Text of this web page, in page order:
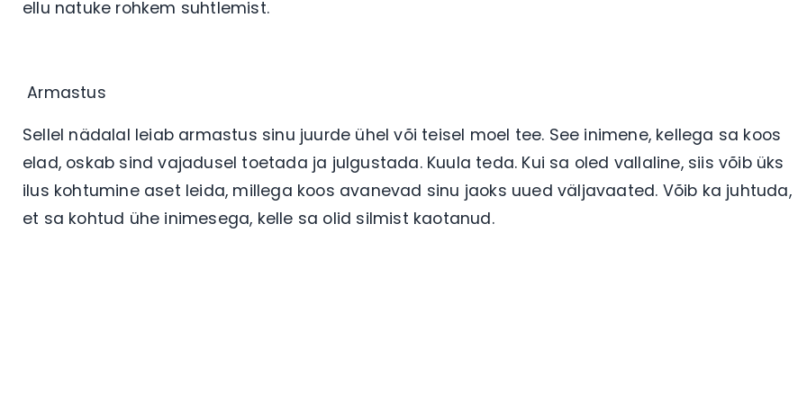
ellu natuke rohkem suhtlemist.
Armastus
Sellel nädalal leiab armastus sinu juurde ühel või teisel moel tee. See inimene, kellega sa koos
elad, oskab sind vajadusel toetada ja julgustada. Kuula teda. Kui sa oled vallaline, siis võib üks
ilus kohtumine aset leida, millega koos avanevad sinu jaoks uued väljavaated. Võib ka juhtuda,
et sa kohtud ühe inimesega, kelle sa olid silmist kaotanud.